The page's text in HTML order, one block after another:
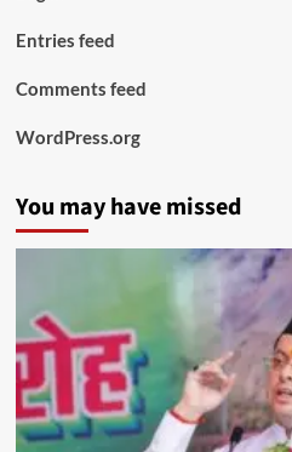
Entries feed
Comments feed
WordPress.org
You may have missed